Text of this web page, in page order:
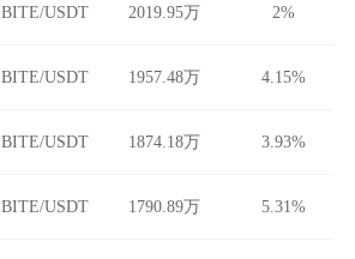
BITE/USDT 2019.95万 2%
BITE/USDT 1957.48万 4.15%
BITE/USDT 1874.18万 3.93%
BITE/USDT 1790.89万 5.31%